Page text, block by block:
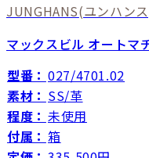
JUNGHANS(ユンハン
マックスビル オートマ
型番： 027/4701.02
素材： SS/革
程度： 未使用
付属： 箱